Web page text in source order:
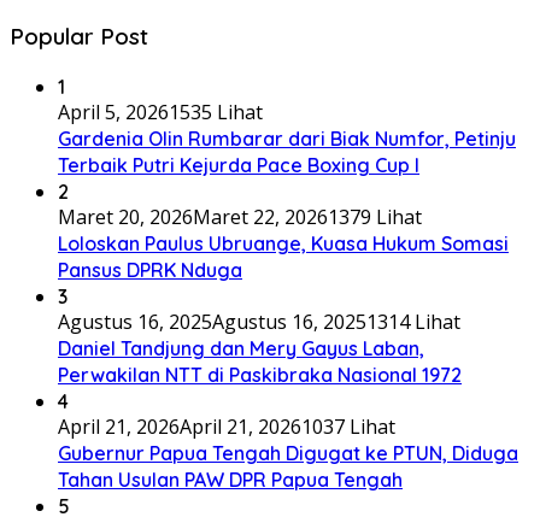
Popular Post
1
April 5, 20261535 Lihat
Gardenia Olin Rumbarar dari Biak Numfor, Petinju
Terbaik Putri Kejurda Pace Boxing Cup I
2
Maret 20, 2026Maret 22, 20261379 Lihat
Loloskan Paulus Ubruange, Kuasa Hukum Somasi
Pansus DPRK Nduga
3
Agustus 16, 2025Agustus 16, 20251314 Lihat
Daniel Tandjung dan Mery Gayus Laban,
Perwakilan NTT di Paskibraka Nasional 1972
4
April 21, 2026April 21, 20261037 Lihat
Gubernur Papua Tengah Digugat ke PTUN, Diduga
Tahan Usulan PAW DPR Papua Tengah
5